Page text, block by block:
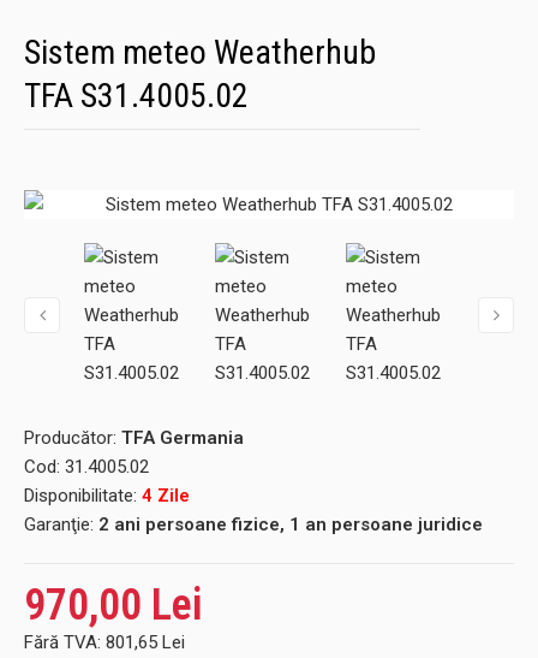
Sistem meteo Weatherhub
TFA S31.4005.02
Producător: TFA Germania
Cod: 31.4005.02
Disponibilitate: 4 Zile
Garanţie: 2 ani persoane fizice, 1 an persoane juridice
970,00 Lei
Fără TVA: 801,65 Lei